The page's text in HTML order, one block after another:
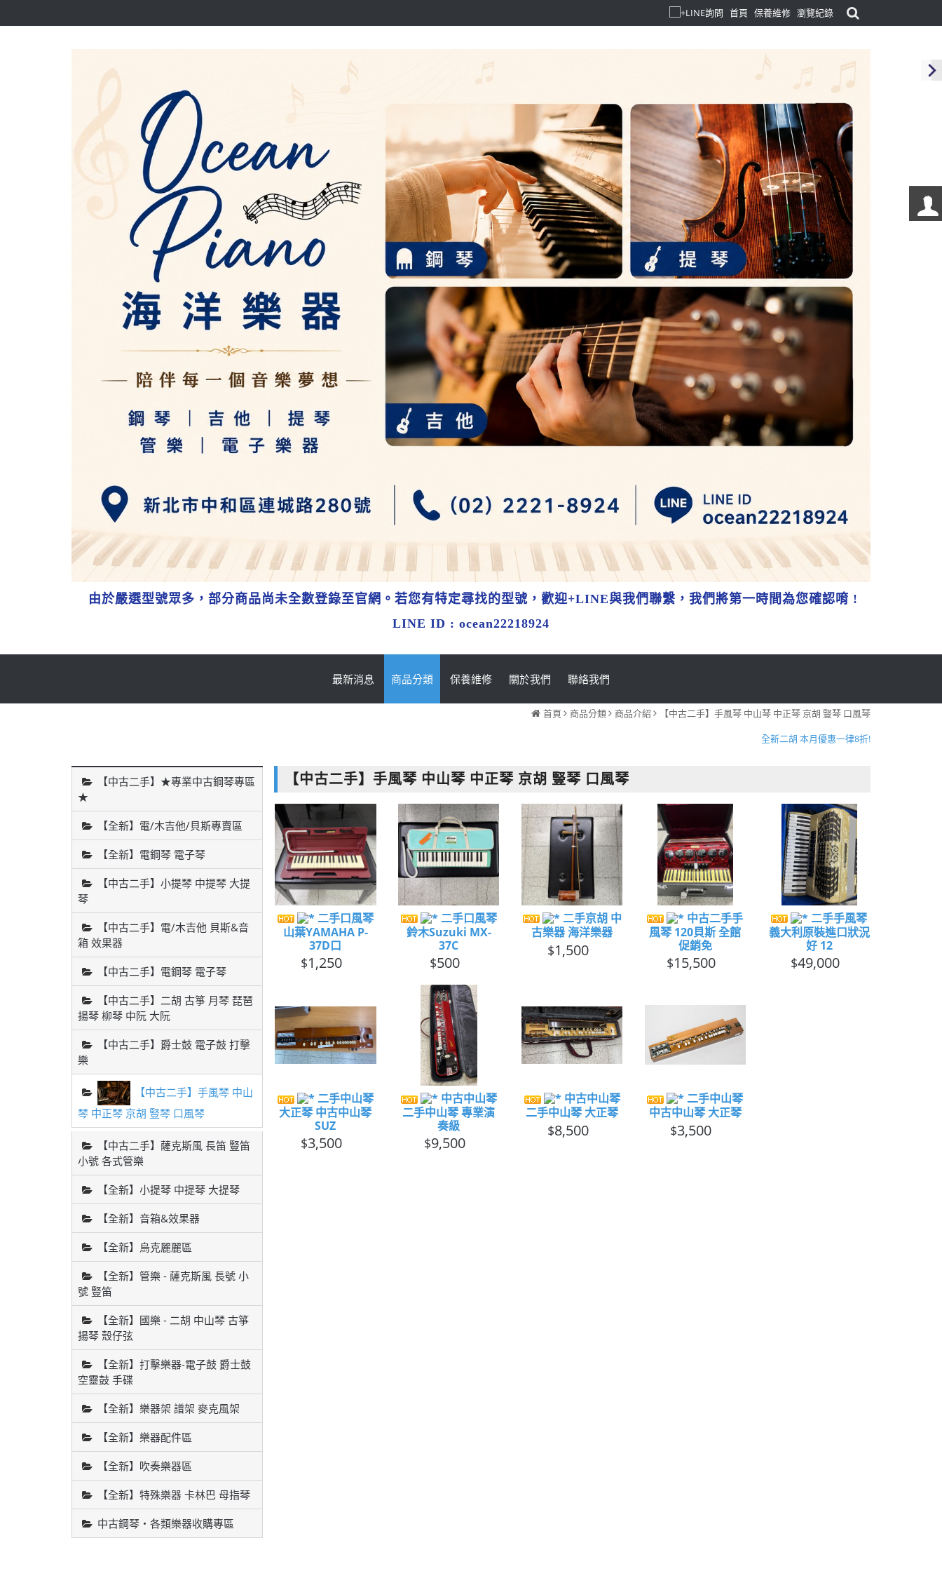
首頁 保養維修 瀏覽紀錄
由於嚴選型號眾多，部分商品尚未全數登錄至官網。若您有特定尋找的型號，歡迎+LINE與我們聯繫，我們將第一時間為您確認唷 !
LINE ID : ocean22218924
最新消息 商品分類 保養維修 關於我們 聯絡我們
首頁 商品分類 商品介紹 【中古二手】手風琴 中山琴 中正琴 京胡 豎琴 口風琴
木吉他大保養原價1050元 7-8月優惠方案只要780元!
全新二胡 本月優惠一律8折!
暑假限定!購買指定款吉他免費送攜帶式吉他架!
木吉他大保養原價1050元 7-8月優惠方案只要780元!
全新二胡 本月優惠一律8折!
暑假限定!購買指定款吉他免費送攜帶式吉他架!
專業鋼琴到府調音、保養服務~ 歡迎來電預約!
【中古二手】★專業中古鋼琴專區
★
【全新】電/木吉他/貝斯專賣區
【全新】電鋼琴 電子琴
【中古二手】小提琴 中提琴 大提
琴
【中古二手】電/木吉他 貝斯&音
箱 效果器
【中古二手】電鋼琴 電子琴
【中古二手】二胡 古箏 月琴 琵琶
揚琴 柳琴 中阮 大阮
【中古二手】爵士鼓 電子鼓 打擊
樂
【中古二手】手風琴 中山
琴 中正琴 京胡 豎琴 口風琴
【中古二手】薩克斯風 長笛 豎笛
小號 各式管樂
【全新】小提琴 中提琴 大提琴
【全新】音箱&效果器
【全新】烏克麗麗區
【全新】管樂 - 薩克斯風 長號 小
號 豎笛
【全新】國樂 - 二胡 中山琴 古箏
揚琴 殼仔弦
【全新】打擊樂器-電子鼓 爵士鼓
空靈鼓 手碟
【全新】樂器架 譜架 麥克風架
【全新】樂器配件區
【全新】吹奏樂器區
【全新】特殊樂器 卡林巴 母指琴
中古鋼琴・各類樂器收購專區
【中古二手】手風琴 中山琴 中正琴 京胡 豎琴 口風琴
二手口風琴
山葉YAMAHA P-
37D口
$1,250
二手口風琴
鈴木Suzuki MX-
37C
$500
二手京胡 中
古樂器 海洋樂器
$1,500
中古二手手
風琴 120貝斯 全館
促銷免
$15,500
二手手風琴
義大利原裝進口狀況
好 12
$49,000
二手中山琴
大正琴 中古中山琴
SUZ
$3,500
中古中山琴
二手中山琴 專業演
奏級
$9,500
中古中山琴
二手中山琴 大正琴
$8,500
二手中山琴
中古中山琴 大正琴
$3,500